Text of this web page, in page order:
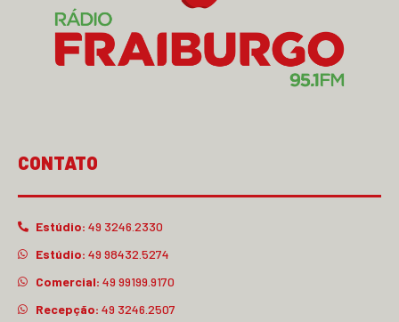
CONTATO
Estúdio: 49 3246.2330
Estúdio: 49 98432.5274
Comercial: 49 99199.9170
Recepção: 49 3246.2507